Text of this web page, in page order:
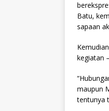
Batu,
sapaan
kegiatan
maupun
tentunya